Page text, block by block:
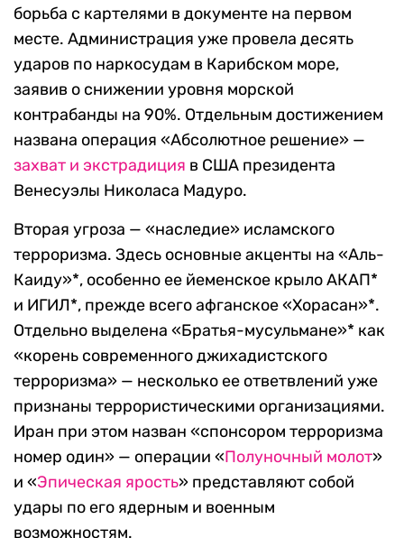
борьба с картелями в документе на первом
месте. Администрация уже провела десять
ударов по наркосудам в Карибском море,
заявив о снижении уровня морской
контрабанды на 90%. Отдельным достижением
названа операция «Абсолютное решение» —
захват и экстрадиция в США президента
Венесуэлы Николаса Мадуро.
Вторая угроза — «наследие» исламского
терроризма. Здесь основные акценты на «Аль-
Каиду»*, особенно ее йеменское крыло АКАП*
и ИГИЛ*, прежде всего афганское «Хорасан»*.
Отдельно выделена «Братья-мусульмане»* как
«корень современного джихадистского
терроризма» — несколько ее ответвлений уже
признаны террористическими организациями.
Иран при этом назван «спонсором терроризма
номер один» — операции «Полуночный молот»
и «Эпическая ярость» представляют собой
удары по его ядерным и военным
возможностям.